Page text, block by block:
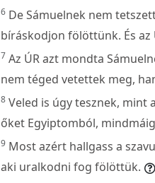
6 De Sámuelnek nem
bíráskodjon fölöttünk. És
7 Az ÚR azt mondta
nem téged vetettek meg,
8 Veled is úgy tesznek, mint
őket Egyiptomból,
9 Most azért hallgass a
aki uralkodni fog fölöttük.